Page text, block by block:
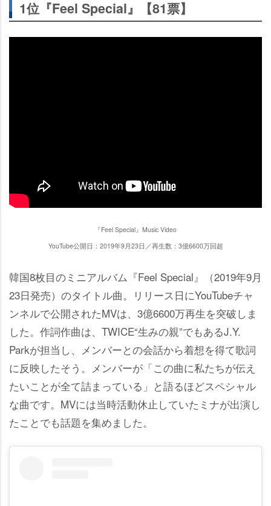
1位『Feel Special』【81票】
『Feel Special』Music Video
YouTube公開日：2019年9月23日／再生数：3億6600万回超
韓国8枚目のミニアルバム『Feel Special』（2019年9月
23日発売）のタイトル曲。リリース日にYouTubeチャ
ンネルで公開されたMVは、3億6600万再生を突破しま
した。作詞作曲は、TWICE“生みの親”でもあるJ.Y.
Parkが担当し、メンバーとの会話から着想を得て歌詞
に反映したそう。メンバーが「この曲に私たちが伝え
たいことが全て詰まっている」と語るほどスペシャル
な曲です。MVには当時活動休止していたミナが出演し
たことでも話題を集めました。